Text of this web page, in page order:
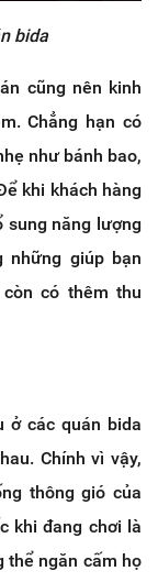
bida
cũng nên kinh
Chẳng hạn có
như bánh bao,
khi khách hàng
sung năng lượng
những giúp bạn
còn có thêm thu
ở các quán bida
Chính vì vậy,
thông gió của
khi đang chơi là
thể ngăn cấm họ